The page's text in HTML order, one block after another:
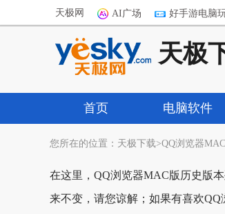
天极网 AI广场 好手游电脑
天极
首页 电脑软件
您所在的位置： 天极下载>QQ浏览器
在这里，QQ浏览器MAC版历史版
来不变，请您谅解；如果有喜欢